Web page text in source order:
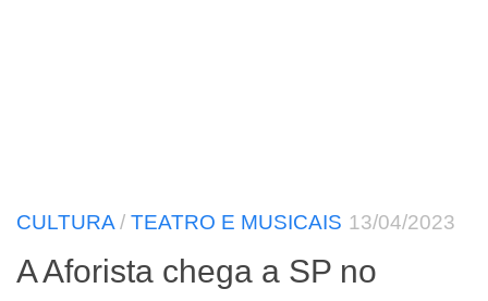
CULTURA/ TEATRO E MUSICAIS 13/04/2023
A Aforista chega a SP no